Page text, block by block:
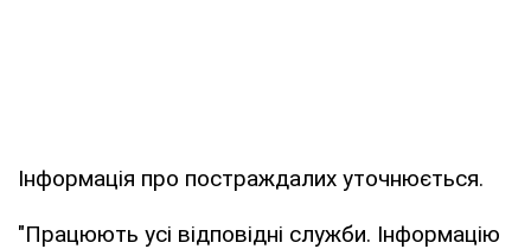
Інформація про постраждалих уточнюється.
"Працюють усі відповідні служби. Інформацію